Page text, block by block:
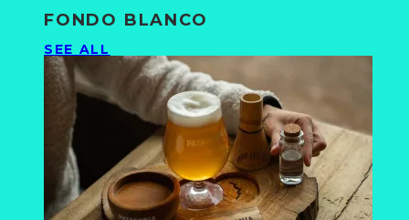
FONDO BLANCO
SEE ALL